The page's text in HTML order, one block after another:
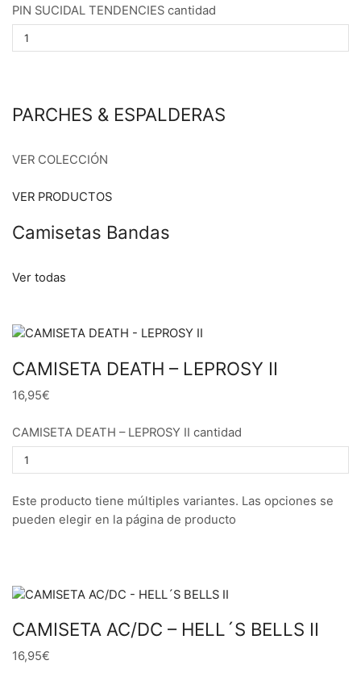
PIN SUCIDAL TENDENCIES cantidad
PARCHES & ESPALDERAS
VER COLECCIÓN
VER PRODUCTOS
Camisetas Bandas
Ver todas
CAMISETA DEATH – LEPROSY II
16,95€
CAMISETA DEATH – LEPROSY II cantidad
Este producto tiene múltiples variantes. Las opciones se
pueden elegir en la página de producto
CAMISETA AC/DC – HELL´S BELLS II
16,95€